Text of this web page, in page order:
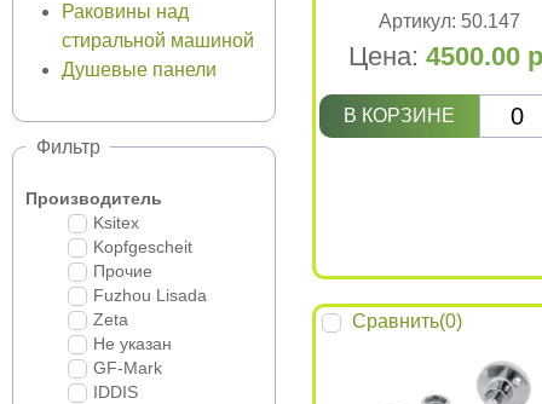
Раковины над
стиральной машиной
Душевые панели
Фильтр
Производитель
Ksitex
Kopfgescheit
Прочие
Fuzhou Lisada
Zeta
Не указан
GF-Mark
IDDIS
Артикул: 50.147
Цена: 4500.00
В КОРЗИНЕ
Сравнить(0)